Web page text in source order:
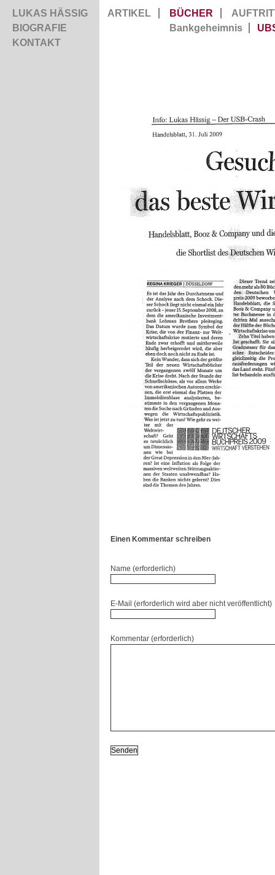
LUKAS HÄSSIG
BIOGRAFIE
KONTAKT
ARTIKEL BÜCHER
Bankgeheimnis
Einen Kommentar schreiben
Name (erforderlich)
E-Mail (erforderlich wird aber nicht veröffentlicht)
Kommentar (erforderlich)